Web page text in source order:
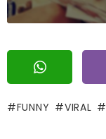
FUNNY VIRAL